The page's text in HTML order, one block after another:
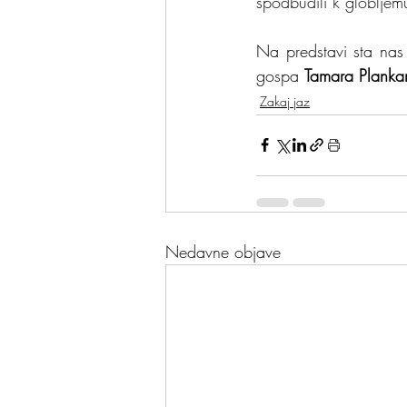
Na predstavi sta
gospa Tamara
Zakaj jaz
Nedavne objave